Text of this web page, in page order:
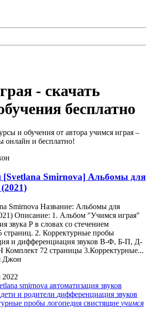
- скачать
бесплатно
и обучения от автора учимся играя –
онлайн и бесплатно!
[Svetlana Smirnova] Альбомы для
Smirnova Название: Альбомы для
Описание: 1. Альбом "Учимся играя"
звука Р в словах со стечением
страниц. 2. Корректурные пробы
и дифференциация звуков В-Ф, Б-П, Д-
72 страницы 3.Корректурные...
Джон
smirnova автоматизация звуков
дети и родители дифференциация звуков
пробы логопедия свистящие учимся